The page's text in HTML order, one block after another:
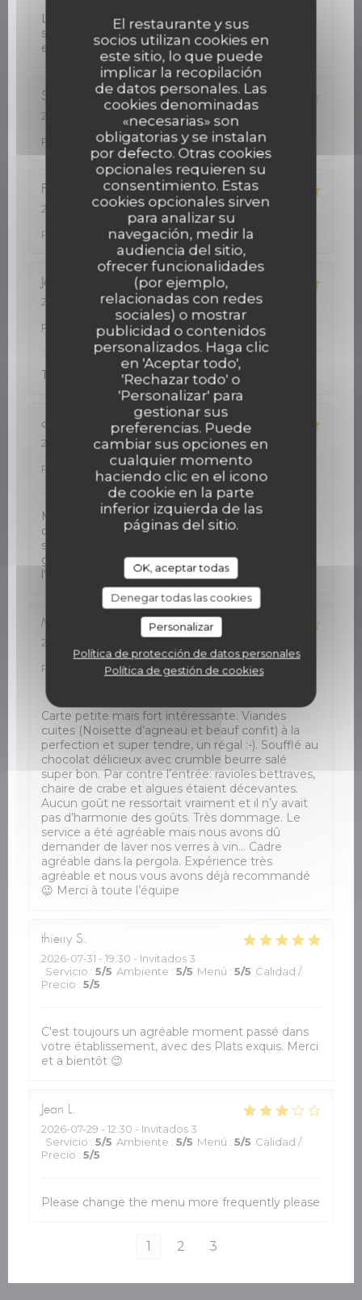
El restaurante y sus
socios utilizan cookies en
este sitio, lo que puede
implicar la recopilación
de datos personales. Las
cookies denominadas
«necesarias» son
obligatorias y se instalan
por defecto. Otras cookies
opcionales requieren su
consentimiento. Estas
cookies opcionales sirven
para analizar su
navegación, medir la
audiencia del sitio,
ofrecer funcionalidades
(por ejemplo,
relacionadas con redes
sociales) o mostrar
publicidad o contenidos
personalizados. Haga clic
en 'Aceptar todo',
'Rechazar todo' o
'Personalizar' para
gestionar sus
preferencias. Puede
cambiar sus opciones en
cualquier momento
haciendo clic en el icono
de cookie en la parte
inferior izquierda de las
páginas del sitio.
OK, aceptar todas
Denegar todas las cookies
Personalizar
Política de protección de datos personales
Política de gestión de cookies
L accueil très bien .juste un peu long pour le
service. Très bonne cuisine et rapport qualité
excellente
Stéphane B
2026-08-05
- 12:00 - Invitados 4
/5 Ambiente:4 /5 Menú: 3 /5
Precio
/5
Florence
2026-08-05- 12:30 - Invitados 4
Ambiente: 5/5 Menú:
Precio
Jean-Philippe
2026-08-05- 12:30 - Invitados 2
Ambiente: 5/5 Menú:5/5
Precio
/5
Très bon accueil. Cuisine de qualité
dawn
2026-08-05- 12:30 - Invitados 2
/5 Ambiente: 5/5 Menú:5/5
Precio
/5
Mon restaurant favori à St Hilaire. On vient ici
depuis plusieurs ans, et jamais déçu. Calme , et la
service et excellent. La cuisine est toujours
goutteuse . Service avec un sourire. Merci à
l’équipe !
Marie et Jürg
2026-08-04
Servicio:4/5 Ambiente:5/5 Menú:4/5 Calidad /
Precio
Carte petite mais fort intéressante. Viandes
cuites (Noisette d’agneau et beauf confit) à la
perfection et super tendre, un régal :-). Soufflé au
chocolat délicieux avec crumble beurre salé
super bon. Par contre l’entrée: ravioles bettraves,
chaire de crabe et algues étaient décevantes.
Aucun goût ne ressortait vraiment et il n’y avait
pas d’harmonie des goûts. Très dommage. Le
service a été agréable mais nous avons dû
demander de laver nos verres à vin… Cadre
agréable dans la pergola. Expérience très
agréable et nous vous avons déjà recommandé
😉 Merci à toute l’équipe
thierry S
2026-07-31 - 19:30 - Invitados 3
Servicio : 5/5 Ambiente : 5/5 Menú : 5/5 Calidad /
Precio : 5/5
C'est toujours un agréable moment passé dans
votre établissement, avec des Plats exquis. Merci
et a bientôt 😉
Jean L
2026-07-29 - 12:30 - Invitados 3
Servicio : 5/5 Ambiente : 5/5 Menú : 5/5 Calidad /
Precio : 5/5
Please change the menu more frequently please
1 2 3